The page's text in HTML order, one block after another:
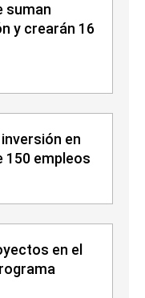
suman
y crearán 16
en
150 empleos
en el